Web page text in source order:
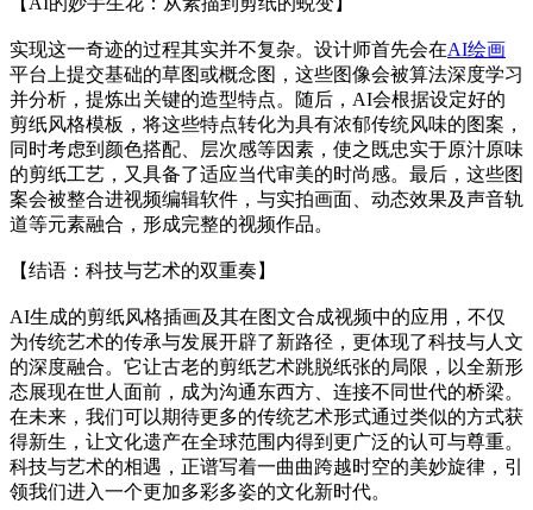
实现这一奇迹的过程其实并不复杂。设计师首先会在AI绘画
平台上提交基础的草图或概念图，这些图像会被算法深度学习
并分析，提炼出关键的造型特点。随后，AI会根据设定好的
剪纸风格模板，将这些特点转化为具有浓郁传统风味的图案，
同时考虑到颜色搭配、层次感等因素，使之既忠实于原汁原味
的剪纸工艺，又具备了适应当代审美的时尚感。最后，这些图
案会被整合进视频编辑软件，与实拍画面、动态效果及声音轨
道等元素融合，形成完整的视频作品。
【结语：科技与艺术的双重奏】
AI生成的剪纸风格插画及其在图文合成视频中的应用，不仅
为传统艺术的传承与发展开辟了新路径，更体现了科技与人文
的深度融合。它让古老的剪纸艺术跳脱纸张的局限，以全新形
态展现在世人面前，成为沟通东西方、连接不同世代的桥梁。
在未来，我们可以期待更多的传统艺术形式通过类似的方式获
得新生，让文化遗产在全球范围内得到更广泛的认可与尊重。
科技与艺术的相遇，正谱写着一曲曲跨越时空的美妙旋律，引
领我们进入一个更加多彩多姿的文化新时代。